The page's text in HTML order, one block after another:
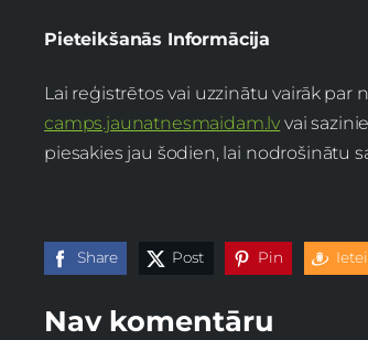
Pieteikšanās Informācija
Lai reģistrētos vai uzzinātu vairāk
camps.jaunatnesmaidam.lv vai
piesakies jau šodien, lai nodrošinātu
Share Post Pin
Nav komentāru